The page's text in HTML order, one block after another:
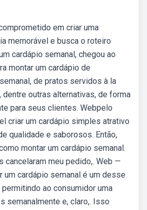
em criar uma
memorável e busca o roteiro
cardápio semanal, chegou ao
montar um cardápio de
de pratos servidos à la
outras alternativas, de forma
para seus clientes. Webpelo
criar um cardápio simples atrativo
qualidade e saborosos. Então,
montar um cardápio semanal.
cancelaram meu pedido,. Web —
um cardápio semanal é um desse
ao consumidor uma
semanalmente e, claro,. Isso